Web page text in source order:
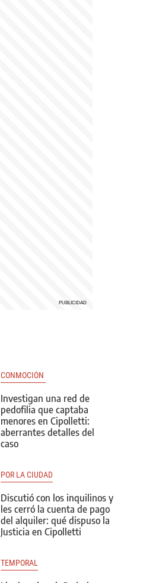
CONMOCIÓN
Investigan una red de
pedofilia que captaba
menores en Cipolletti:
aberrantes detalles del
caso
POR LA CIUDAD
Discutió con los inquilinos y
les cerró la cuenta de pago
del alquiler: qué dispuso la
Justicia en Cipolletti
TEMPORAL